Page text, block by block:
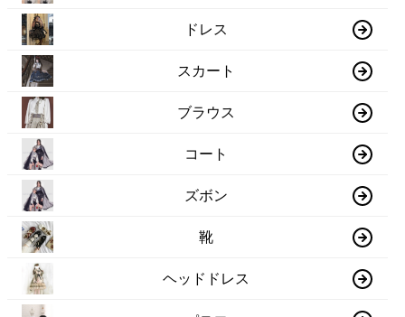
ドレス
スカート
ブラウス
コート
ズボン
靴
ヘッドドレス